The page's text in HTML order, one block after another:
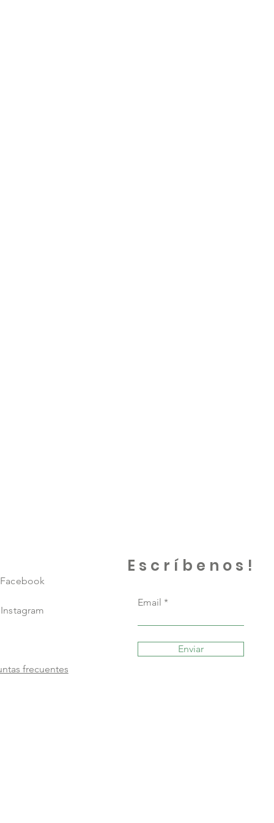
Facebook
Instagram
frecuentes
Escríbenos!
Email
Enviar